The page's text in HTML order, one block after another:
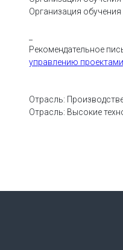
Организация
Рекомендательное
управлению
Отрасль:
Отрасль: Высокие